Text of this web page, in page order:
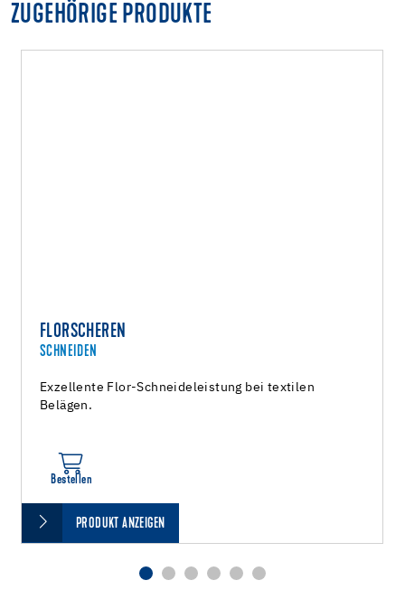
ZUGEHÖRIGE PRODUKTE
FLORSCHEREN
SCHNEIDEN
Exzellente Flor-Schneideleistung bei textilen
Belägen.
Bestellen
PRODUKT ANZEIGEN